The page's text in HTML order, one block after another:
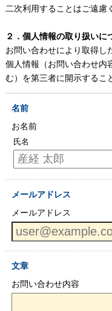
二次利用することはご遠慮
２．個人情報の取り扱いに
お問い合わせにより取得し
個人情報（お問い合わせ内
む）を第三者に開示するこ
名前
お名前
氏名
メールアドレス
メールアドレス
文章
お問い合わせ内容